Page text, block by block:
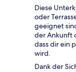
Diese
oder
geeignet
der Ankunft
dass dir ein
wird.
Dank der